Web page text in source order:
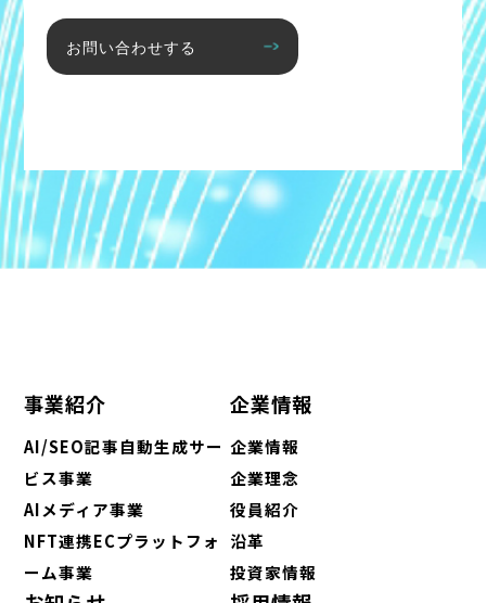
お問い合わせする
事業紹介
AI/SEO記事自動生成サー
ビス事業
AIメディア事業
NFT連携ECプラットフォ
ーム事業
企業情報
企業情報
企業理念
役員紹介
沿革
投資家情報